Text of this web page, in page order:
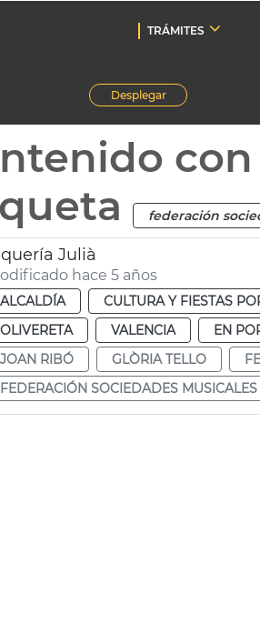
TRÁMITES
Desplegar
federación
Julià
hace 5 años
ALCALDÍA CULTURA Y FIESTAS
OLIVERETA
VALENCIA EN
JOAN RIBÓ
GLÒRIA TELLO
FEDERACIÓN SOCIEDADES MUSICALES